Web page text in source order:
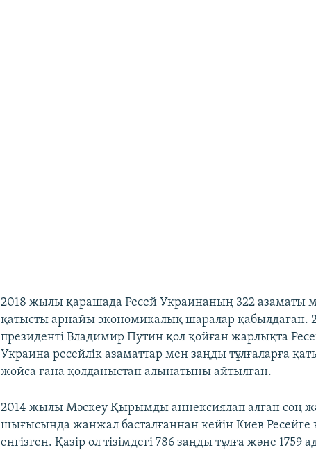
2018 жылы қарашада Ресей Украинаның 322 азаматы
қатысты арнайы экономикалық шаралар қабылдаған.
президенті Владимир Путин қол қойған жарлықта
Украина ресейлік азаматтар мен заңды тұлғаларға
жойса ғана қолданыстан алынатыны айтылған.
2014 жылы Мәскеу Қырымды аннексиялап алған соң
шығысында жанжал басталғаннан кейін Киев Ресейге
енгізген. Қазір ол тізімдегі 786 заңды тұлға және